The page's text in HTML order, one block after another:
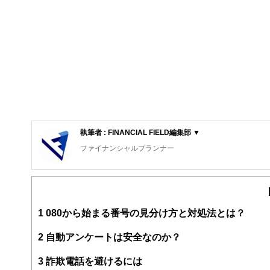
執筆者 : FINANCIAL FIELD編集部 ▼
ファイナンシャルプランナー
FinancialField編集部は、金融、経済に関する記事を、日
案から記事掲載まですべての工程に関わることで、読者
FinancialFieldの特徴は、ファイナンシャルプランナー、
ー、公認会計士、社会保険労務士、行政書士、投資アナ
1 080から始まる番号の見分け方と対処法とは？
2 自動アンケートは安全なのか？
3 詐欺電話を避けるには